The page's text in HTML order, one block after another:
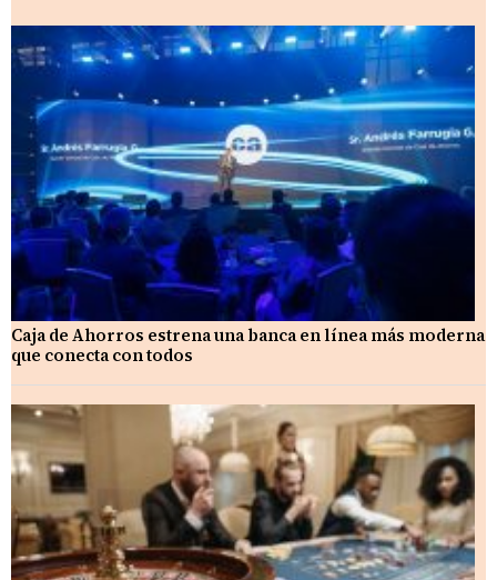
Caja de Ahorros estrena una banca en línea más moderna
que conecta con todos